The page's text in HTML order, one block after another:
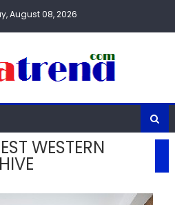
August 08, 2026
WESTERN